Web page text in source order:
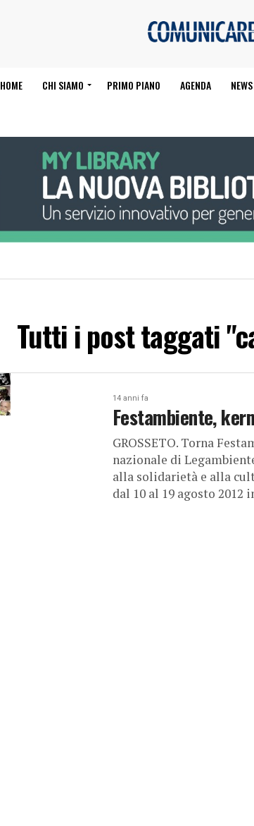
HOME CHI SIAMO PRIMO PIANO AGENDA NEWS
Tutti i post taggati
14 anni fa
Festambiente,
GROSSETO. Torna
nazionale di
alla solidarietà e alla
dal 10 al 19 agosto 2012